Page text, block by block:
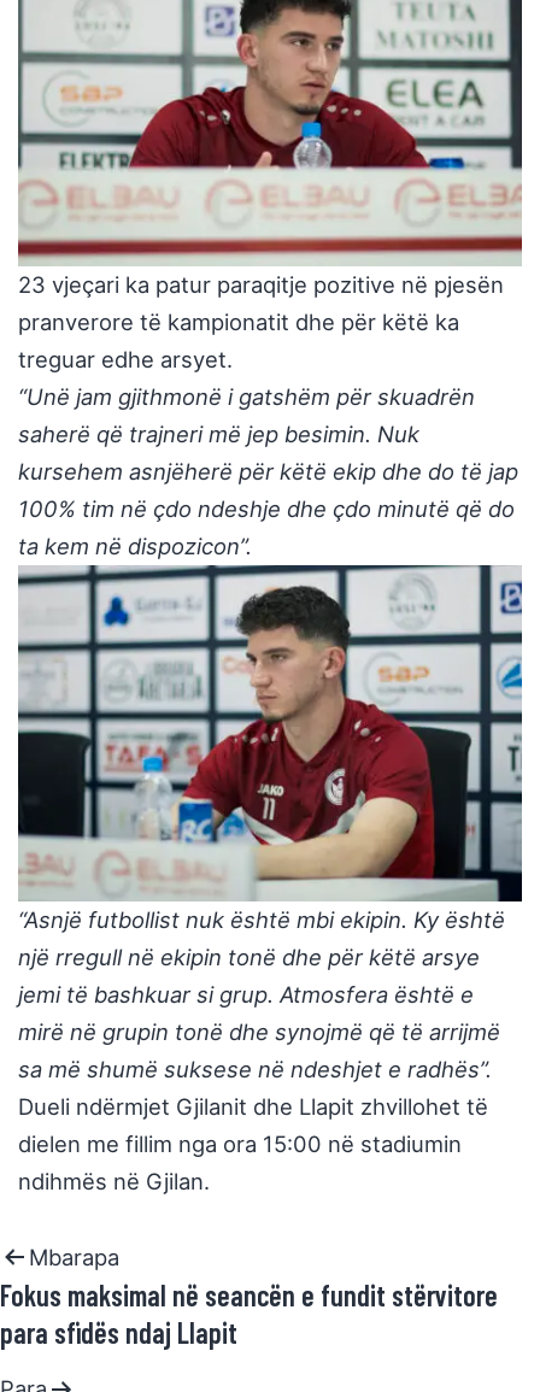
23 vjeçari ka patur paraqitje pozitive në pjesën
pranverore të kampionatit dhe për këtë ka
treguar edhe arsyet.
“Unë jam gjithmonë i gatshëm për skuadrën
saherë që trajneri më jep besimin. Nuk
kursehem asnjëherë për këtë ekip dhe do të jap
100% tim në çdo ndeshje dhe çdo minutë që do
ta kem në dispozicon”.
“Asnjë futbollist nuk është mbi ekipin. Ky është
një rregull në ekipin tonë dhe për këtë arsye
jemi të bashkuar si grup. Atmosfera është e
mirë në grupin tonë dhe synojmë që të arrijmë
sa më shumë suksese në ndeshjet e radhës”.
Dueli ndërmjet Gjilanit dhe Llapit zhvillohet të
dielen me fillim nga ora 15:00 në stadiumin
ndihmës në Gjilan.
Mbarapa
Fokus maksimal në seancën e fundit stërvitore
para sfidës ndaj Llapit